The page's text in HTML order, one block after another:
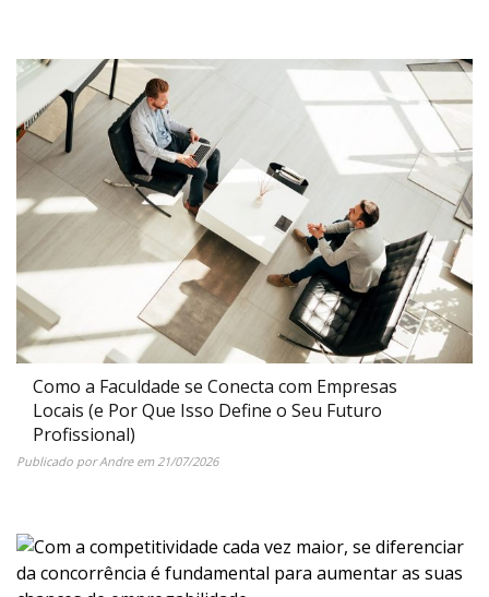
Como a Faculdade se Conecta com Empresas
Locais (e Por Que Isso Define o Seu Futuro
Profissional)
Publicado porAndreem21/07/2026